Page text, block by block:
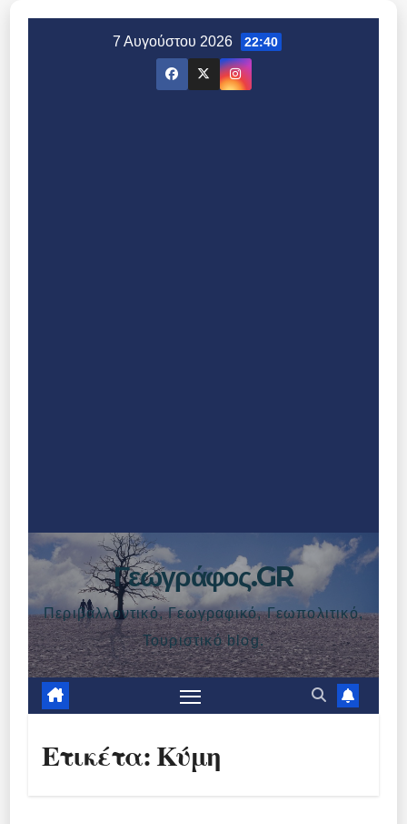
7 Αυγούστου 2026 22:40
Γεωγράφος.GR
Περιβαλλοντικό, Γεωγραφικό, Γεωπολιτικό,
Τουριστικό blog.
Ετικέτα:Κύμη